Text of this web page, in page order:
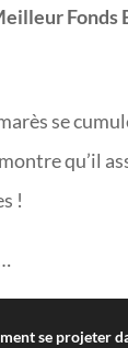
Fonds
se
qu’il
!
se projeter